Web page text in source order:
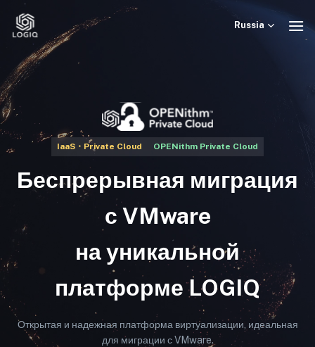
content
Russia
IaaS・Private Cloud OPENithm Private Cloud
Беспрерывная миграция
с VMware
на уникальной
платформе LOGIQ
Открытая и надежная платформа виртуализации, идеальная
для миграции с VMware.